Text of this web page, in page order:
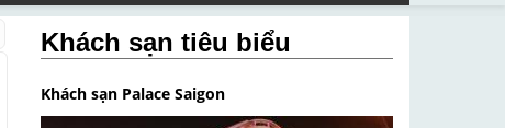
Khách sạn tiêu biểu
Khách sạn Palace Saigon